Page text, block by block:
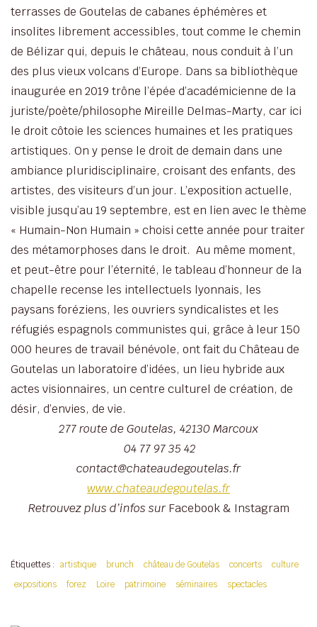
terrasses de Goutelas de cabanes éphémères et
insolites librement accessibles, tout comme le chemin
de Bélizar qui, depuis le château, nous conduit à l’un
des plus vieux volcans d’Europe. Dans sa bibliothèque
inaugurée en 2019 trône l’épée d’académicienne de la
juriste/poète/philosophe Mireille Delmas-Marty, car ici
le droit côtoie les sciences humaines et les pratiques
artistiques. On y pense le droit de demain dans une
ambiance pluridisciplinaire, croisant des enfants, des
artistes, des visiteurs d’un jour. L’exposition actuelle,
visible jusqu’au 19 septembre, est en lien avec le thème
« Humain-Non Humain » choisi cette année pour traiter
des métamorphoses dans le droit. Au même moment,
et peut-être pour l’éternité, le tableau d’honneur de la
chapelle recense les intellectuels lyonnais, les
paysans foréziens, les ouvriers syndicalistes et les
réfugiés espagnols communistes qui, grâce à leur 150
000 heures de travail bénévole, ont fait du Château de
Goutelas un laboratoire d’idées, un lieu hybride aux
actes visionnaires, un centre culturel de création, de
désir, d’envies, de vie.
277 route de Goutelas, 42130 Marcoux
04 77 97 35 42
contact@chateaudegoutelas.fr
www.chateaudegoutelas.fr
Retrouvez plus d’infos surFacebook & Instagram
Étiquettes : artistique brunch château de Goutelas concerts
culture
expositions
forez Loire patrimoine séminaires spectacles